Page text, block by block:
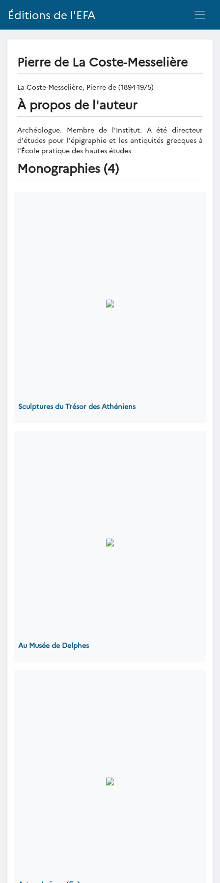
Éditions de l'EFA
Pierre de La Coste-Messelière
La Coste-Messelière, Pierre de (1894-1975)
À propos de l'auteur
Archéologue. Membre de l'Institut. A été directeur
d'études pour l'épigraphie et les antiquités grecques à
l'École pratique des hautes études
Monographies (4)
Sculptures du Trésor des Athéniens
Au Musée de Delphes